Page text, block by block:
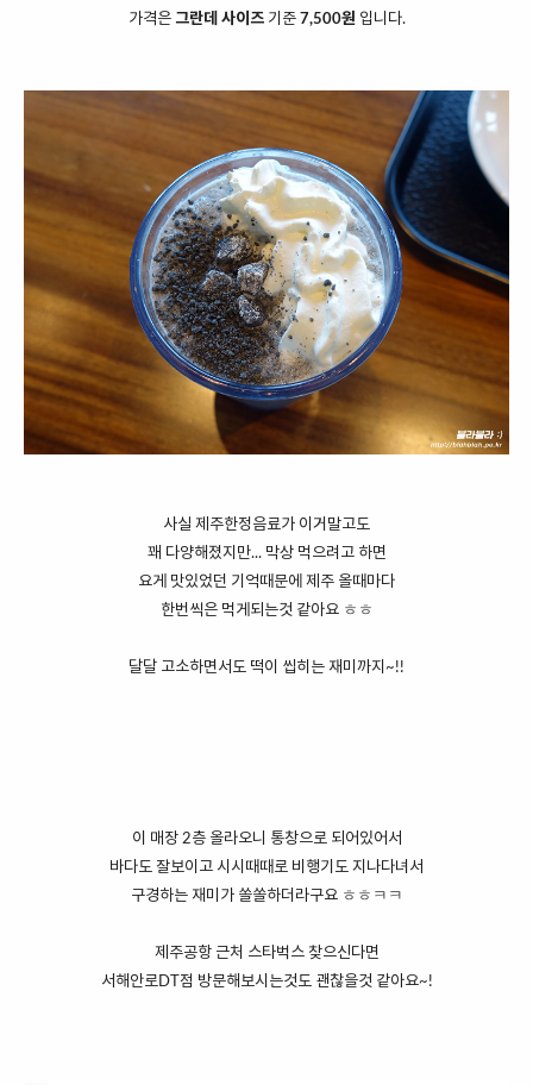
가격은 그란데 사이즈기준 7,500원 입니다.
사실 제주한정음료가 이거말고도
꽤 다양해졌지만... 막상 먹으려고 하면
요게 맛있었던 기억때문에 제주 올때마다
한번씩은 먹게되는것 같아요 ㅎㅎ
달달 고소하면서도 떡이 씹히는 재미까지~!!
이 매장 2층 올라오니 통창으로 되어있어서
바다도 잘보이고 시시때때로 비행기도 지나다녀서
구경하는 재미가 쏠쏠하더라구요 ㅎㅎㅋㅋ
제주공항 근처 스타벅스 찾으신다면
서해안로DT점 방문해보시는것도 괜찮을것 같아요~!